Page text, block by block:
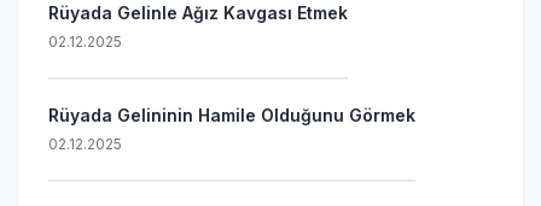
Rüyada Gelinle Ağız Kavgası Etmek
02.12.2025
Rüyada Gelininin Hamile Olduğunu Görmek
02.12.2025